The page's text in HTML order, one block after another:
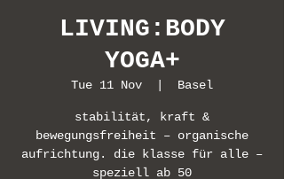
LIVING:BODY
YOGA+
Tue 11 Nov Basel
stabilität, kraft &
bewegungsfreiheit – organische
aufrichtung. die klasse für alle –
speziell ab 50